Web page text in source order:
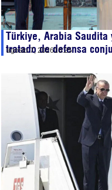
Türkiye, Arabia Saudita
tratado de defensa
agosto 7, 202610:25